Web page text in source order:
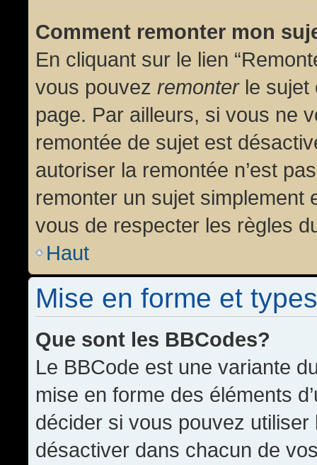
Comment remonter mon
En cliquant sur le lien
vous pouvez remonterle sujet
page. Par ailleurs, si vous ne
remontée de sujet est
autoriser la remontée n’est
remonter un sujet simplement
vous de respecter les règles
Haut
Mise en forme et
Que sont les BBCodes?
Le BBCode est une variante
mise en forme des éléments
décider si vous pouvez
désactiver dans chacun de